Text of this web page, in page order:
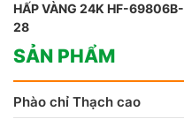
HẤP VÀNG 24K HF-69806B-
28
SẢN PHẨM
Phào chỉ Thạch cao